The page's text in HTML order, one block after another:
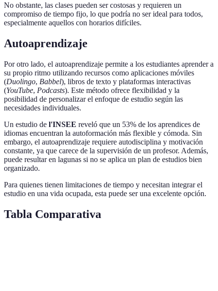
No obstante, las clases pueden ser costosas y requieren un
compromiso de tiempo fijo, lo que podría no ser ideal para todos,
especialmente aquellos con horarios difíciles.
Autoaprendizaje
Por otro lado, el autoaprendizaje permite a los estudiantes aprender a
su propio ritmo utilizando recursos como aplicaciones móviles
(Duolingo, Babbel), libros de texto y plataformas interactivas
(YouTube, Podcasts). Este método ofrece flexibilidad y la
posibilidad de personalizar el enfoque de estudio según las
necesidades individuales.
Un estudio de l'INSEE reveló que un 53% de los aprendices de
idiomas encuentran la autoformación más flexible y cómoda. Sin
embargo, el autoaprendizaje requiere autodisciplina y motivación
constante, ya que carece de la supervisión de un profesor. Además,
puede resultar en lagunas si no se aplica un plan de estudios bien
organizado.
Para quienes tienen limitaciones de tiempo y necesitan integrar el
estudio en una vida ocupada, esta puede ser una excelente opción.
Tabla Comparativa